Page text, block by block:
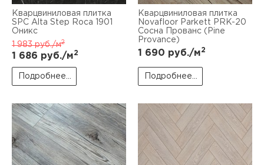
Кварцвиниловая плитка
SPC Alta Step Roca 1901
Оникс
1 983руб./м2
1 686 руб./м2
Подробнее...
Кварцвиниловая плитка
Novafloor Parkett PRK-20
Сосна Прованс (Pine
Provance)
1 690 руб./м2
Подробнее...